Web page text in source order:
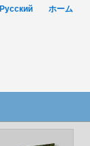
Русский ホーム